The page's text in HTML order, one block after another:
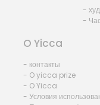
-
-
O Yicca
- контакты
- O yicca prize
- O Yicca
- Условия